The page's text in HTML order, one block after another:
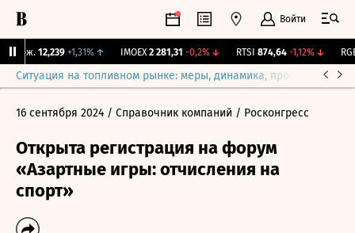
Войти
Бирж. 12,239 +1,31%↑ IMOEX 2 281,31 -0,2%↓ RTSI 874,64 -1,12%↓ RGBI
Ситуация на топливном рынке: меры, динамика, прогнозы
16 сентября 2024 / Справочник компаний / Росконгресс
Открыта регистрация на форум
«Азартные игры: отчисления на
спорт»